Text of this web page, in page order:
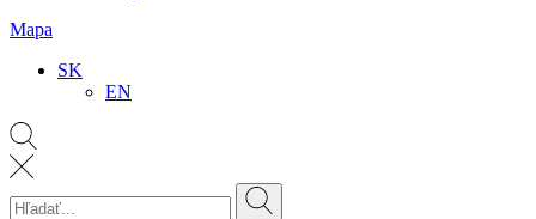
Mapa
SK
EN